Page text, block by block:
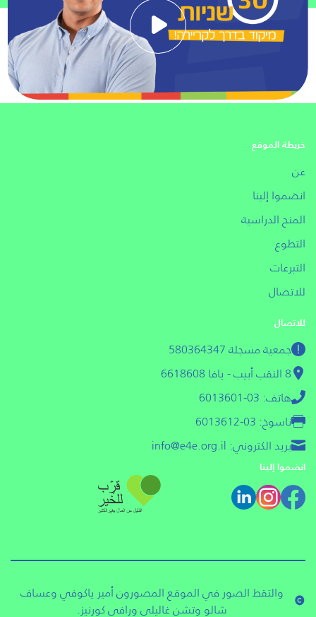
خريطة الموقع
عن
انضموا إلينا
المنح الدراسية
التطوع
التبرعات
للاتصال
للاتصال
جمعية مسجلة 580364347
8 النقب أبيب - يافا 6618608
هاتف: 03-6013601
ناسوخ: 03-6013612
بريد الكتروني: info@e4e.org.il
انضموا إلينا
والتقط الصور في الموقع المصورون أمير ياكوفي وعساف
شالو وتشن غاليلي ورافي كورنيز.